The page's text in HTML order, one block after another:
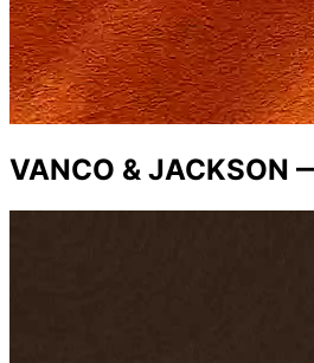
VANCO & JACKSON